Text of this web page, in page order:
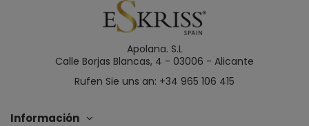
Apolana. S.L
Calle Borjas Blancas, 4 - 03006 - Alicante
Rufen Sie uns an: +34 965 106 415
Información